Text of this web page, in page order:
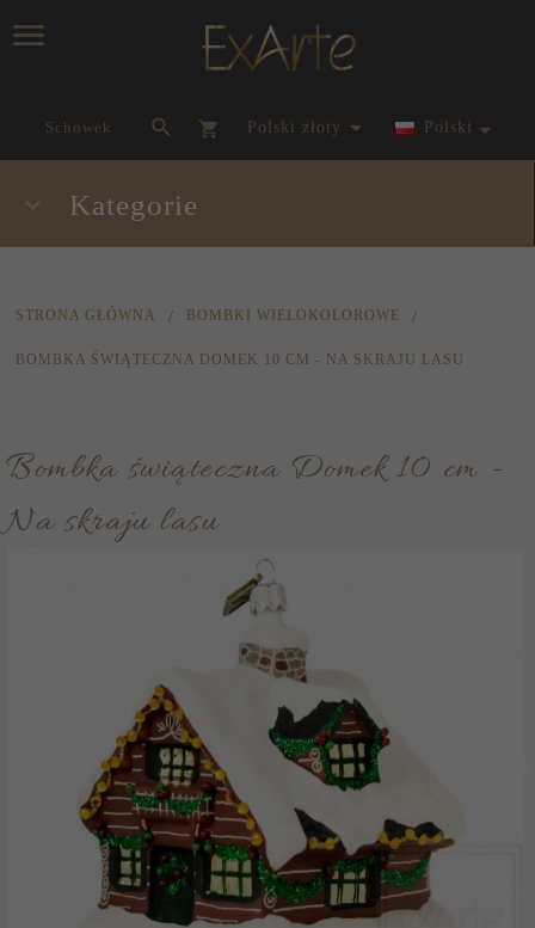
Schowek currency_h
polski złoty Polski
Kategorie
STRONA GŁÓWNA BOMBKI WIELOKOLOROWE
BOMBKA ŚWIĄTECZNA DOMEK 10 CM - NA SKRAJU LASU
Bombka świąteczna Domek 10 cm -
Na skraju lasu